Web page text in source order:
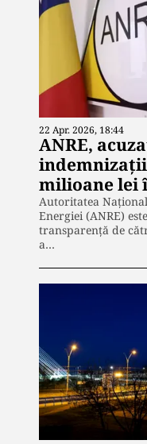
22 Apr. 2026, 18:44
ANRE,
milioane lei
Autoritatea
Energiei (ANRE)
transparență de
a…